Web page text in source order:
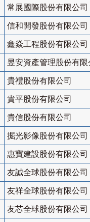
常展國際股份有限公司
信和開發股份有限公司
鑫焱工程股份有限公司
昱安資產管理股份有限
貴禮股份有限公司
貴平股份有限公司
貴信股份有限公司
掘光影像股份有限公司
惠寶建設股份有限公司
友誠全球股份有限公司
友祥全球股份有限公司
友芯全球股份有限公司